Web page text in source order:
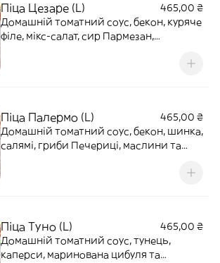
Піца Цезаре (L)
465,00 ₴
Домашній томатний соус, бекон, куряче
філе, мікс-салат, сир Пармезан,
Піца Палермо (L)
465,00 ₴
Домашній томатний соус, бекон, шинка,
салямі, гриби Печериці, маслини та
Піца Туно (L)
465,00 ₴
Домашній томатний соус, тунець,
каперси, маринована цибуля та